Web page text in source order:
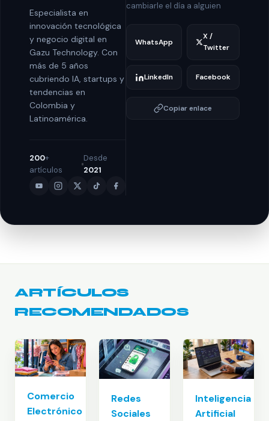
Especialista en
innovación tecnológica
y negocio digital en
Gazu Technology. Con
más de 5 años
cubriendo IA, startups y
tendencias en
Colombia y
Latinoamérica.
200+
artículos
Desde
2021
cambiarle el día a alguien
WhatsApp
X /
Twitter
LinkedIn Facebook
Copiar enlace
ARTÍCULOS
RECOMENDADOS
Comercio
Electrónico
Redes
Sociales
Inteligencia
Artificial